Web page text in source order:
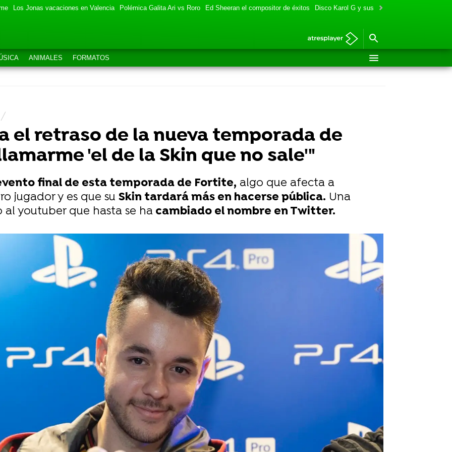
Los Jonas vacaciones en Valencia Polémica Galita Ari vs Roro Ed Sheeran el compositor de éxitos Disco Karol G y sus colaboraciones
ANIMALES FORMATOS
el retraso de la nueva temporada de
'el de la Skin que no sale'"
final de esta temporada de Fortite, algo que afecta a
jugador y es que su Skin tardará más en hacerse pública. Una
youtuber que hasta se ha cambiado el nombre en Twitter.